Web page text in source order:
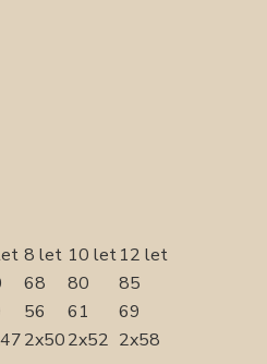
8 let 10 let12 let
68 80
85
56 61
69
2x502x52 2x58